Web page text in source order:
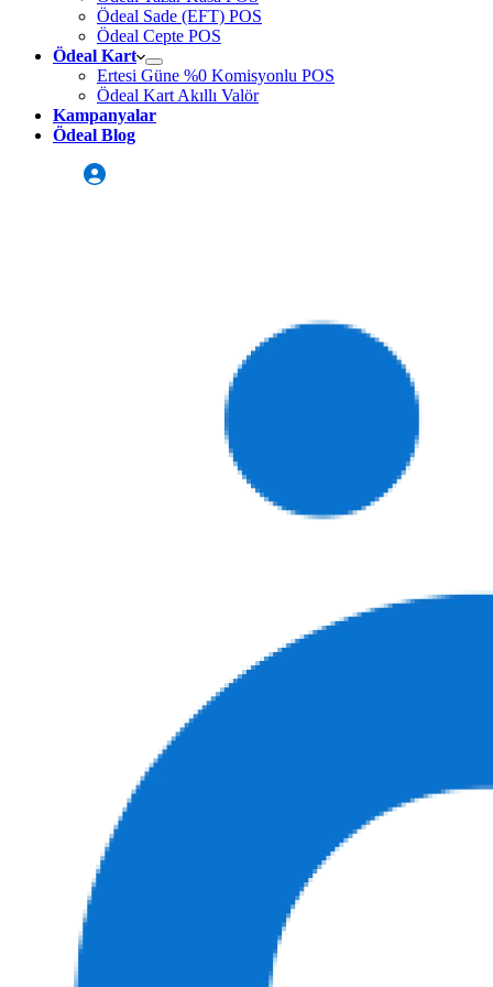
Ödeal Sade (EFT) POS
Ödeal Cepte POS
Ödeal Kart
Ertesi Güne %0 Komisyonlu POS
Ödeal Kart Akıllı Valör
Kampanyalar
Ödeal Blog